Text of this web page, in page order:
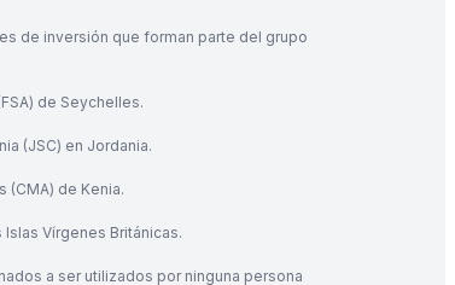
de inversión que forman parte del grupo
de Seychelles.
(JSC) en Jordania.
(CMA) de Kenia.
Vírgenes Británicas.
a ser utilizados por ninguna persona